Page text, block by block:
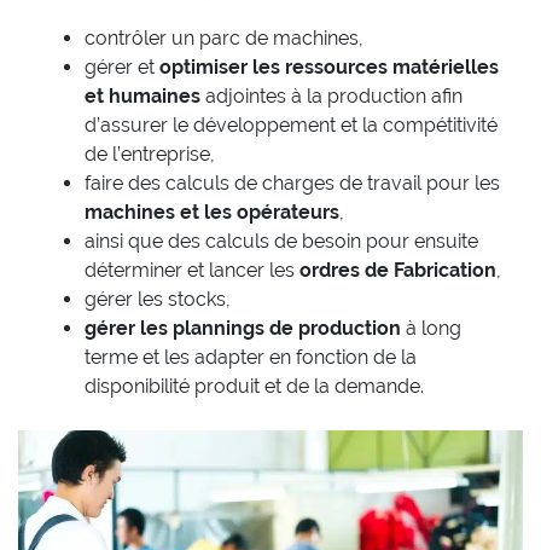
contrôler un parc de machines,
gérer et optimiser les ressources matérielles
et humaines adjointes à la production afin
d’assurer le développement et la compétitivité
de l’entreprise,
faire des calculs de charges de travail pour les
machines et les opérateurs,
ainsi que des calculs de besoin pour ensuite
déterminer et lancer les ordres de Fabrication,
gérer les stocks,
gérer les plannings de production à long
terme et les adapter en fonction de la
disponibilité produit et de la demande.